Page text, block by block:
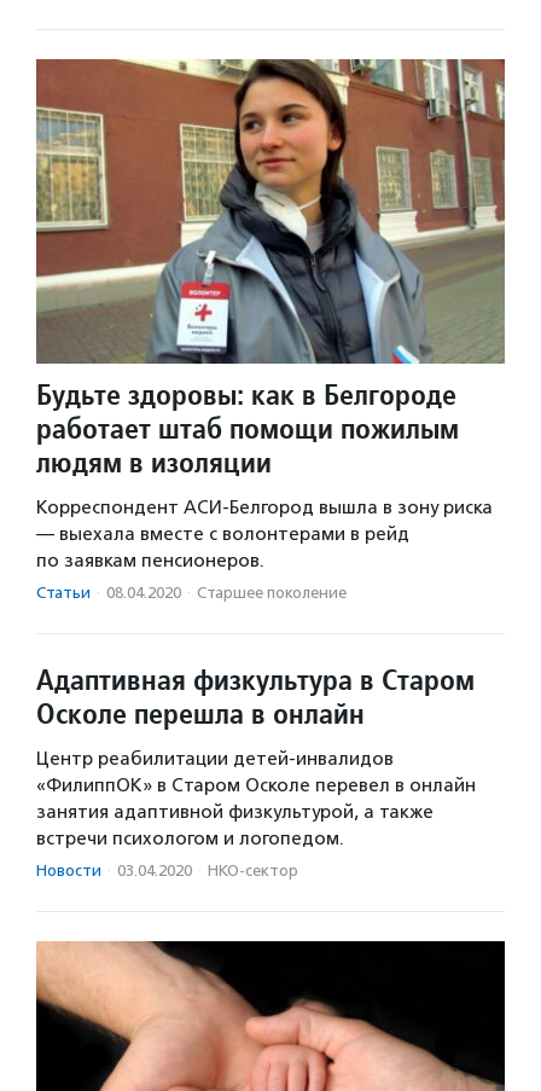
Будьте здоровы: как в Белгороде
работает штаб помощи пожилым
людям в изоляции
Корреспондент АСИ-Белгород вышла в зону риска
— выехала вместе с волонтерами в рейд
по заявкам пенсионеров.
Статьи · 08.04.2020 · Старшее поколение
Адаптивная физкультура в Старом
Осколе перешла в онлайн
Центр реабилитации детей-инвалидов
«ФилиппОК» в Старом Осколе перевел в онлайн
занятия адаптивной физкультурой, а также
встречи психологом и логопедом.
Новости · 03.04.2020 · НКО-сектор